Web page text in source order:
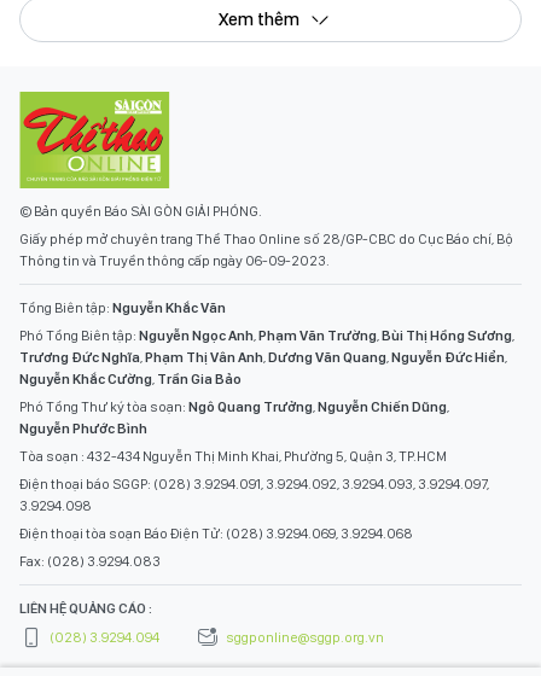
Xem thêm
© Bản quyền Báo SÀI GÒN GIẢI PHÓNG.
Giấy phép mở chuyên trang Thể Thao Online số 28/GP-CBC do Cục Báo chí, Bộ
Thông tin và Truyền thông cấp ngày 06-09-2023.
Tổng Biên tập: Nguyễn Khắc Văn
Phó Tổng Biên tập: Nguyễn Ngọc Anh,Phạm Văn Trường,Bùi Thị Hồng Sương,
Trương Đức Nghĩa,Phạm Thị Vân Anh,Dương Văn Quang,Nguyễn Đức Hiển,
Nguyễn Khắc Cường, Trần Gia Bảo
Phó Tổng Thư ký tòa soạn: Ngô Quang Trưởng,Nguyễn Chiến Dũng,
Nguyễn Phước Bình
Tòa soạn : 432-434 Nguyễn Thị Minh Khai, Phường 5, Quận 3, TP.HCM
Điện thoại báo SGGP: (028) 3.9294.091, 3.9294.092, 3.9294.093, 3.9294.097,
3.9294.098
Điện thoại tòa soạn Báo Điện Tử: (028) 3.9294.069, 3.9294.068
Fax: (028) 3.9294.083
LIÊN HỆ QUẢNG CÁO :
(028) 3.9294.094
sggponline@sggp.org.vn